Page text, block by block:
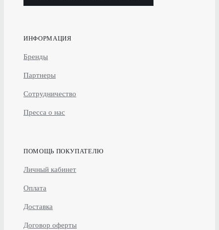
ИНФОРМАЦИЯ
Бренды
Партнеры
Сотрудничество
Пресса о нас
ПОМОЩЬ ПОКУПАТЕЛЮ
Личный кабинет
Оплата
Доставка
Договор оферты